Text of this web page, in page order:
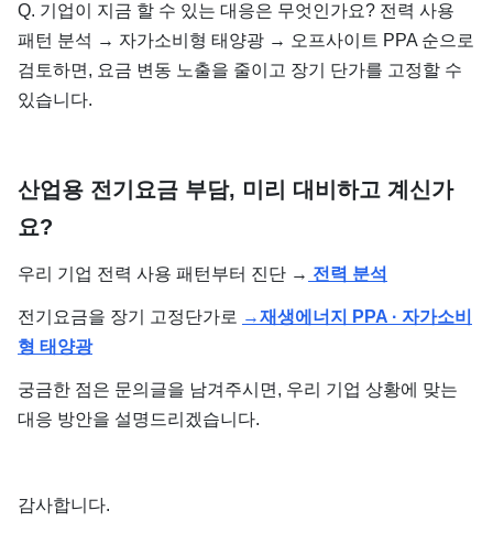
Q. 기업이 지금 할 수 있는 대응은 무엇인가요? 전력 사용
패턴 분석 → 자가소비형 태양광 → 오프사이트 PPA 순으로
검토하면, 요금 변동 노출을 줄이고 장기 단가를 고정할 수
있습니다.
산업용 전기요금 부담, 미리 대비하고 계신가
요?
우리 기업 전력 사용 패턴부터 진단 → 전력 분석
전기요금을 장기 고정단가로 →재생에너지 PPA · 자가소비
형 태양광
궁금한 점은 문의글을 남겨주시면, 우리 기업 상황에 맞는
대응 방안을 설명드리겠습니다.
감사합니다.